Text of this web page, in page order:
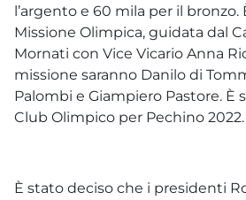
l’argento e 60 mila per il
Missione Olimpica, guidata dal
Mornati con Vice Vicario Anna
missione saranno Danilo di
Palombi e Giampiero Pastore. È
Club Olimpico per Pechino 2022.
È stato deciso che i presidenti